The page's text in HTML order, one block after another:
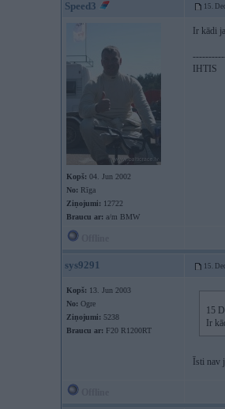
Speed3 15.
Kopš: 04. Jun 2002
No: Rīga
Ziņojumi: 12722
Braucu ar: a/m BMW
Ir kādi
IHTIS
sys9291 15.
Kopš: 13. Jun 2003
No: Ogre
Ziņojumi: 5238
Braucu ar: F20 R1200RT
15
Ir
Īsti nav